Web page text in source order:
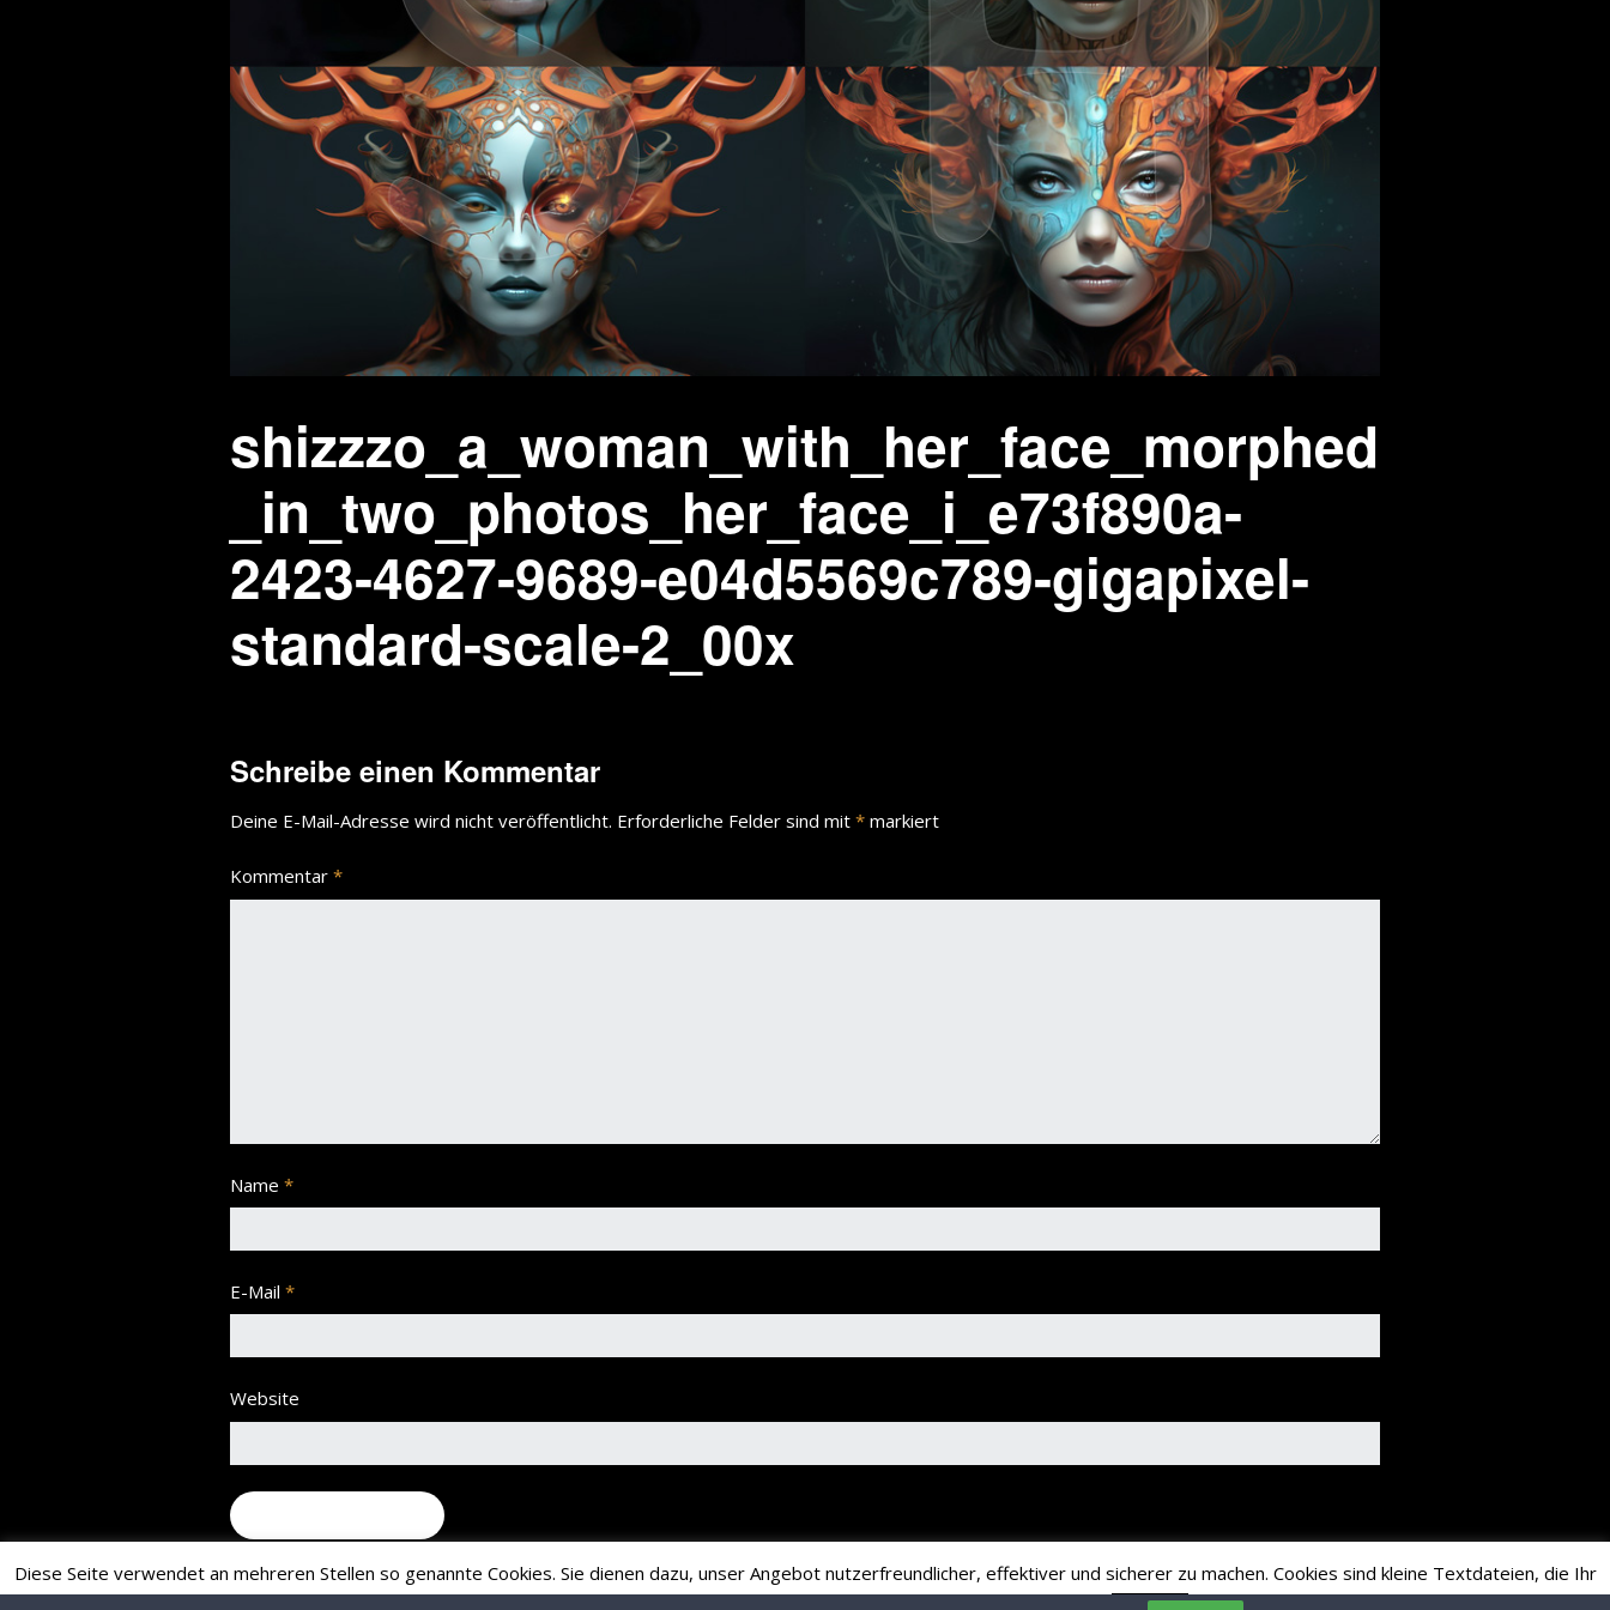
wächter aus stein
Wächter Videos
verschiedenes
portrait
shizzzo_a_woman_with_her_face_morphed
_in_two_photos_her_face_i_e73f890a-
2423-4627-9689-e04d5569c789-gigapixel-
standard-scale-2_00x
Schreibe einen Kommentar
Deine E-Mail-Adresse wird nicht veröffentlicht. Erforderliche Felder sind mit * markiert
Kommentar *
Name *
E-Mail *
Website
Diese Seite verwendet an mehreren Stellen so genannte Cookies. Sie dienen dazu, unser Angebot nutzerfreundlicher, effektiver und sicherer zu machen. Cookies sind kleine Textdateien, die Ihr